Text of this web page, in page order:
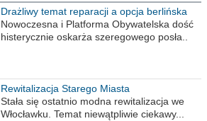
Drażliwy temat reparacji a opcja berlińska
Nowoczesna i Platforma Obywatelska dość
histerycznie oskarża szeregowego posła..
Rewitalizacja Starego Miasta
Stała się ostatnio modna rewitalizacja we
Włocławku. Temat niewątpliwie ciekawy...